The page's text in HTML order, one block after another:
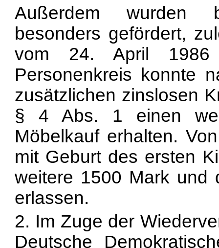
Außerdem wurden
besonders gefördert,
vom 24. April
Personenkreis konnte
zusätzlichen zinslosen
§ 4 Abs. 1 einen
Möbelkauf erhalten.
mit Geburt des ersten
weitere 1500 Mark und
erlassen.
2. Im Zuge der
Deutsche